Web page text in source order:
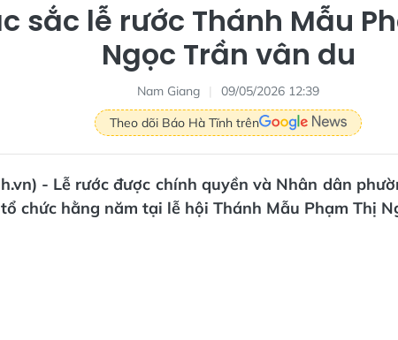
sắc lễ rước Thánh Mẫu
Ngọc Trần vân du
Nam Giang
09/05/2026 12:39
Theo dõi Báo Hà Tĩnh trên
- Lễ rước được chính quyền và Nhân dân
chức hằng năm tại lễ hội Thánh Mẫu Phạm Thị